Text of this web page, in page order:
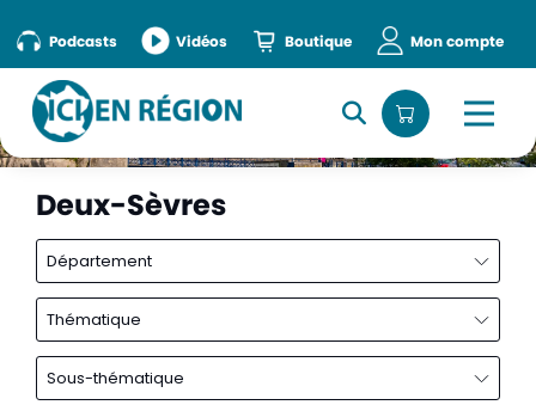
Podcasts Vidéos Boutique Mon compte
Deux-Sèvres
Département
Thématique
Sous-thématique